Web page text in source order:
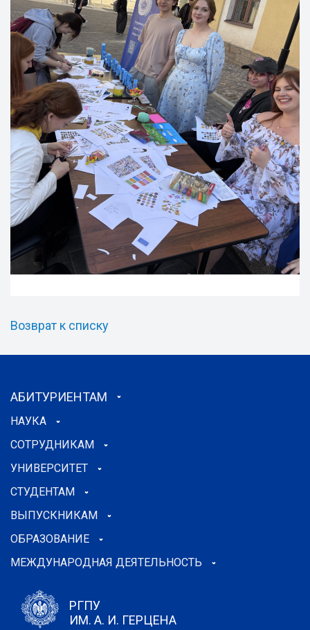
Возврат к списку
АБИТУРИЕНТАМ
НАУКА
СОТРУДНИКАМ
УНИВЕРСИТЕТ
СТУДЕНТАМ
ВЫПУСКНИКАМ
ОБРАЗОВАНИЕ
МЕЖДУНАРОДНАЯ ДЕЯТЕЛЬНОСТЬ
РГПУ
ИМ. А. И. ГЕРЦЕНА